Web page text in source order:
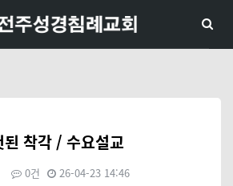
착각 / 수요설교
0건 26-04-23 14:46